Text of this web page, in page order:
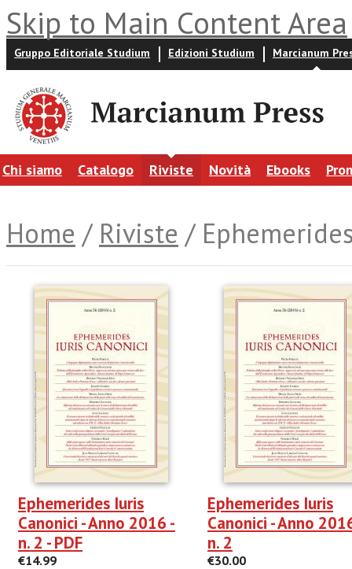
Skip to Main Content Area
Gruppo Editoriale Studium Edizioni Studium Marcianum
Chi siamo Catalogo Riviste Novità Ebooks
Home / Riviste /
Ephemerides Iuris
Canonici - Anno 2016 -
n. 2 - PDF
€14.99
Ephemerides Iuris
Canonici - Anno
n. 2
€30.00